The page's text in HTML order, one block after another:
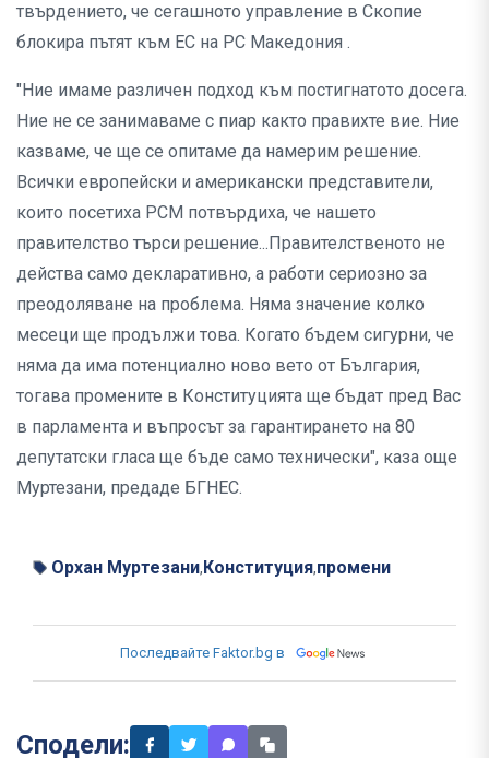
твърдението, че сегашното управление в Скопие
блокира пътят към ЕС на РС Македония .
"Ние имаме различен подход към постигнатото досега.
Ние не се занимаваме с пиар както правихте вие. Ние
казваме, че ще се опитаме да намерим решение.
Всички европейски и американски представители,
които посетиха РСМ потвърдиха, че нашето
правителство търси решение...Правителственото не
действа само декларативно, а работи сериозно за
преодоляване на проблема. Няма значение колко
месеци ще продължи това. Когато бъдем сигурни, че
няма да има потенциално ново вето от България,
тогава промените в Конституцията ще бъдат пред Вас
в парламента и въпросът за гарантирането на 80
депутатски гласа ще бъде само технически", каза още
Муртезани, предаде БГНЕС.
Орхан Муртезани, Конституция,промени
Последвайте Faktor.bg в
Сподели: